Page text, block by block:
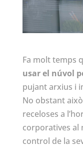
Fa molt temps
usar el núvol
pujant arxius i
No obstant
receloses a
corporatives al
control de la